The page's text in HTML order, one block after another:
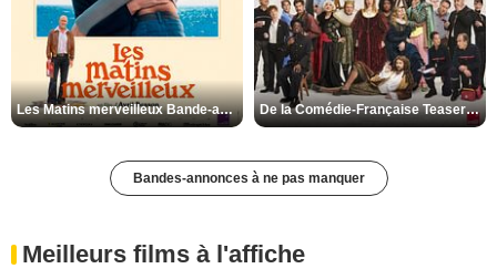
Les Matins merveilleux Bande-annonce VF De la Comédie-Française Teaser VF
Bandes-annonces à ne pas manquer
Meilleurs films à l'affiche